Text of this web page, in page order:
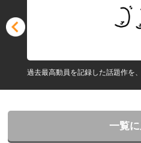
過去最高動員を記録した話題作を、
一覧